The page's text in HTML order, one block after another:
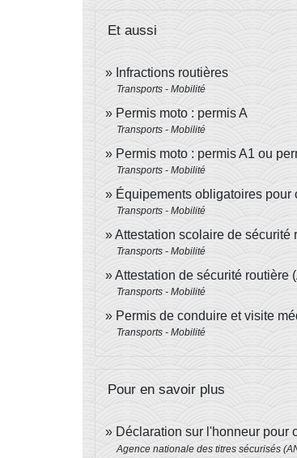
Et aussi
Infractions routières
Transports - Mobilité
Permis moto : permis A
Transports - Mobilité
Permis moto : permis A1 ou
Transports - Mobilité
Équipements obligatoires pour
Transports - Mobilité
Attestation scolaire de sécurité
Transports - Mobilité
Attestation de sécurité routière
Transports - Mobilité
Permis de conduire et visite
Transports - Mobilité
Pour en savoir plus
Déclaration sur l'honneur pour
Agence nationale des titres sécurisés